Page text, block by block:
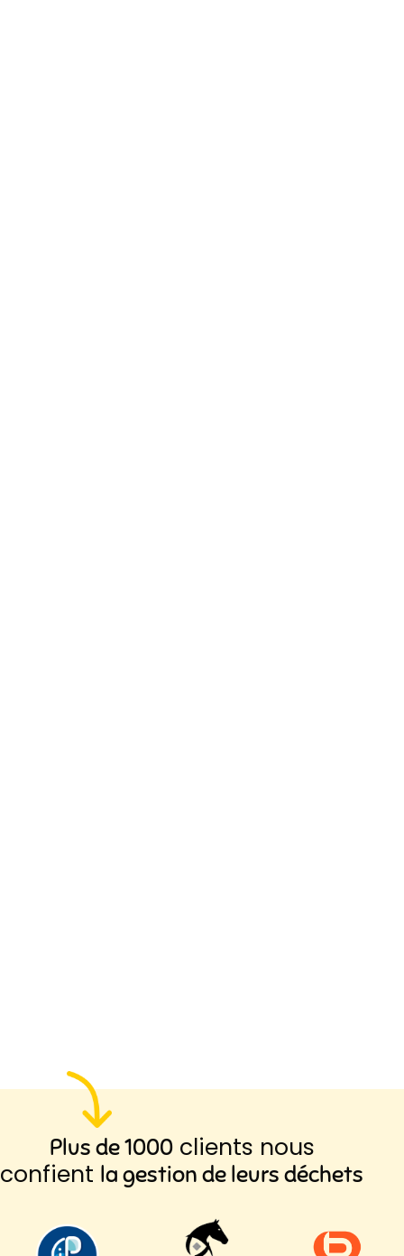
Plus de 1000clients nous
confient la gestion de leurs déchets